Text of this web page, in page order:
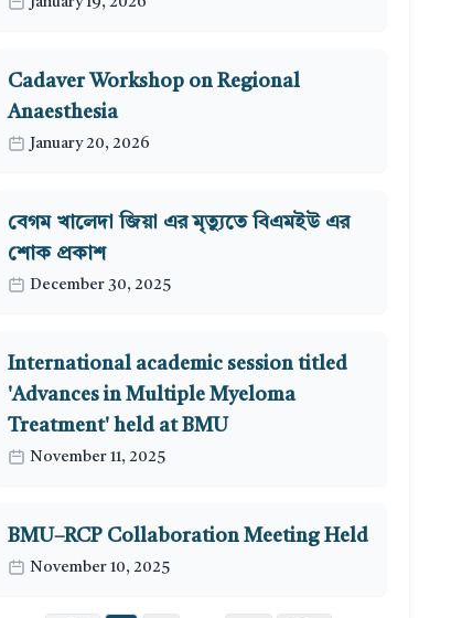
Cadaver Workshop on Regional
Anaesthesia
January 20, 2026
বেগম খালেদা জিয়া এর মৃত্যুতে বিএমইউ এর
শোক প্রকাশ
December 30, 2025
International academic session titled
'Advances in Multiple Myeloma
Treatment' held at BMU
November 11, 2025
BMU–RCP Collaboration Meeting Held
November 10, 2025